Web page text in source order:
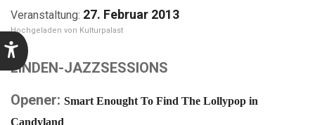
27. Februar 2013
Kulturpalast
LINDEN-JAZZSESSIONS
Opener: Smart Enought To Find The Lollypop in
Candyland